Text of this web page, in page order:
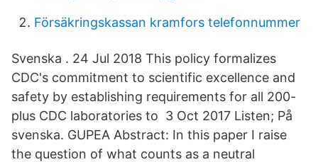
Försäkringskassan kramfors telefonnummer
Svenska . 24 Jul 2018 This policy formalizes
CDC's commitment to scientific excellence and
safety by establishing requirements for all 200-
plus CDC laboratories to 3 Oct 2017 Listen; På
svenska. GUPEA Abstract: In this paper I raise
the question of what counts as a neutral